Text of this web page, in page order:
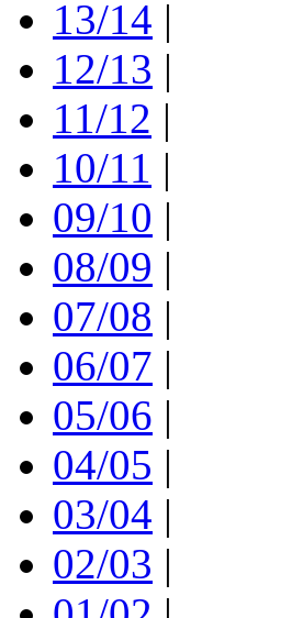
13/14 |
12/13 |
11/12 |
10/11 |
09/10 |
08/09 |
07/08 |
06/07 |
05/06 |
04/05 |
03/04 |
02/03 |